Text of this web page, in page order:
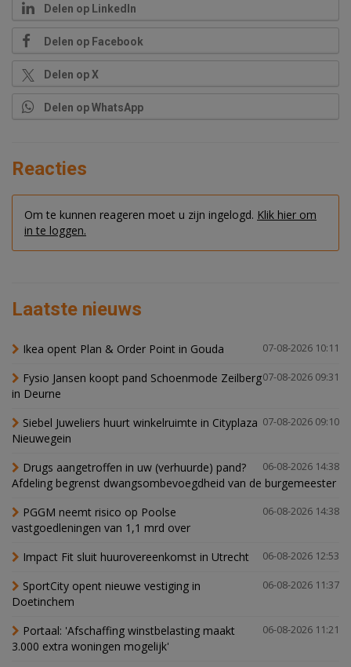
Delen op LinkedIn
Delen op Facebook
Delen op X
Delen op WhatsApp
Reacties
Om te kunnen reageren moet u zijn ingelogd. Klik hier om
in te loggen.
Laatste nieuws
07-08-2026 10:11
Ikea opent Plan & Order Point in Gouda
07-08-2026 09:31
Fysio Jansen koopt pand Schoenmode Zeilberg
in Deurne
07-08-2026 09:10
Siebel Juweliers huurt winkelruimte in Cityplaza
Nieuwegein
06-08-2026 14:38
Drugs aangetroffen in uw (verhuurde) pand?
Afdeling begrenst dwangsombevoegdheid van de burgemeester
06-08-2026 14:38
PGGM neemt risico op Poolse
vastgoedleningen van 1,1 mrd over
06-08-2026 12:53
Impact Fit sluit huurovereenkomst in Utrecht
06-08-2026 11:37
SportCity opent nieuwe vestiging in
Doetinchem
06-08-2026 11:21
Portaal: 'Afschaffing winstbelasting maakt
3.000 extra woningen mogelijk'